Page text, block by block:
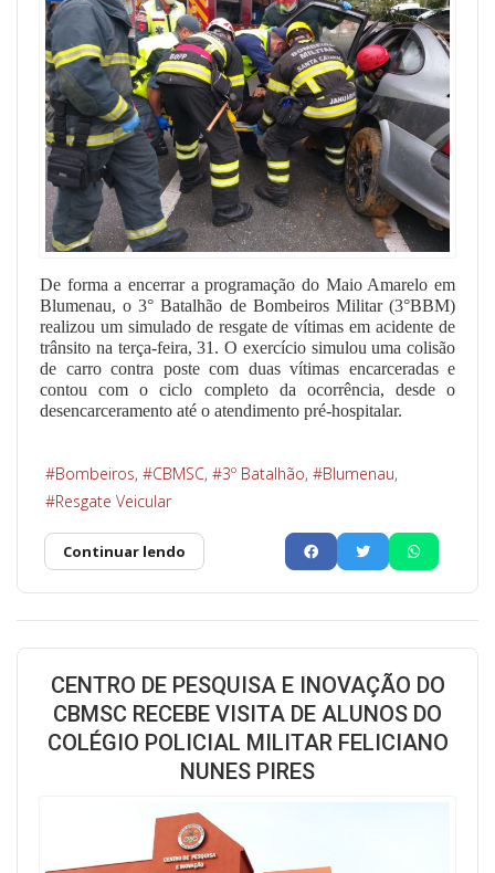
De forma a encerrar a programação do Maio Amarelo em
Blumenau, o 3° Batalhão de Bombeiros Militar (3°BBM)
realizou um simulado de resgate de vítimas em acidente de
trânsito na terça-feira, 31. O exercício simulou uma colisão
de carro contra poste com duas vítimas encarceradas e
contou com o ciclo completo da ocorrência, desde o
desencarceramento até o atendimento pré-hospitalar.
Bombeiros CBMSC 3º Batalhão
Blumenau
Resgate Veicular
Continuar lendo
CENTRO DE PESQUISA E INOVAÇÃO DO
CBMSC RECEBE VISITA DE ALUNOS DO
COLÉGIO POLICIAL MILITAR FELICIANO
NUNES PIRES